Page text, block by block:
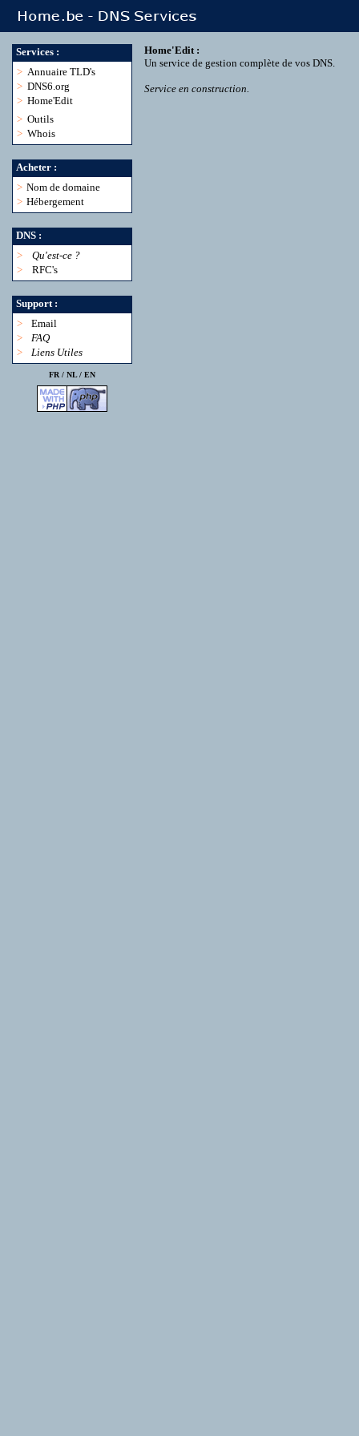
Services :
> Annuaire TLD's
> DNS6.org
> Home'Edit
> Outils
> Whois
Acheter :
> Nom de domaine
> Hébergement
DNS :
>
Qu'est-ce ?
>
RFC's
Support :
>
Email
>
FAQ
>
Liens Utiles
FR / NL/ EN
Home'Edit :
Un service de gestion complète de vos DNS.
Service en construction.